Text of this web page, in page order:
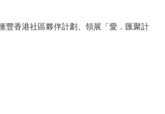
香港社區夥伴計劃、 領展「愛．匯聚計